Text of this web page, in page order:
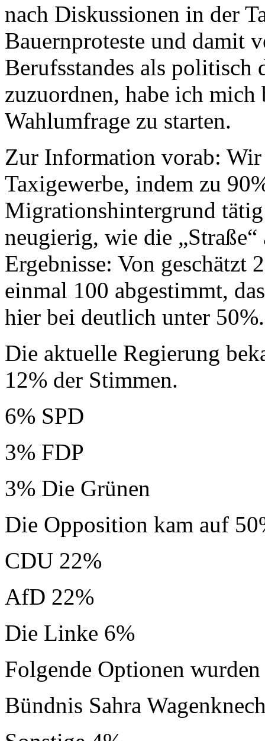
nach Diskussionen in der
Bauernproteste und damit
Berufsstandes als politisch
zuzuordnen, habe ich
Wahlumfrage zu starten.
Zur Information vorab: Wir
Taxigewerbe, indem zu
Migrationshintergrund
neugierig, wie die
Ergebnisse: Von geschätzt
einmal 100 abgestimmt,
hier bei deutlich unter 50%.
Die aktuelle Regierung
12% der Stimmen.
6% SPD
3% FDP
3% Die Grünen
Die Opposition kam auf
CDU 22%
AfD 22%
Die Linke 6%
Folgende Optionen
Bündnis Sahra